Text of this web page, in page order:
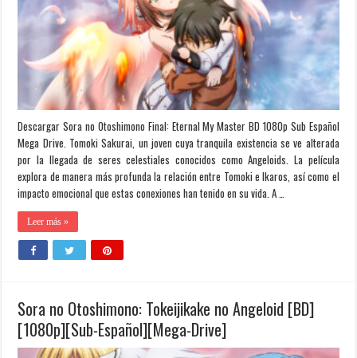
Descargar Sora no Otoshimono Final: Eternal My Master BD 1080p Sub Español
Mega Drive. Tomoki Sakurai, un joven cuya tranquila existencia se ve alterada
por la llegada de seres celestiales conocidos como Angeloids. La película
explora de manera más profunda la relación entre Tomoki e Ikaros, así como el
impacto emocional que estas conexiones han tenido en su vida. A …
Leer más »
Sora no Otoshimono: Tokeijikake no Angeloid [BD]
[1080p][Sub-Español][Mega-Drive]